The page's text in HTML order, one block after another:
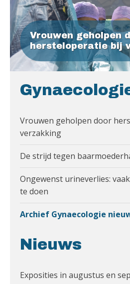
Vrouwen geholpen
hersteloperatie bij
Vrouwen geholpen door
verzakking
De strijd tegen
Ongewenst urineverlies:
te doen
Archief Gynaecologie
Nieuws
Exposities in augustus en